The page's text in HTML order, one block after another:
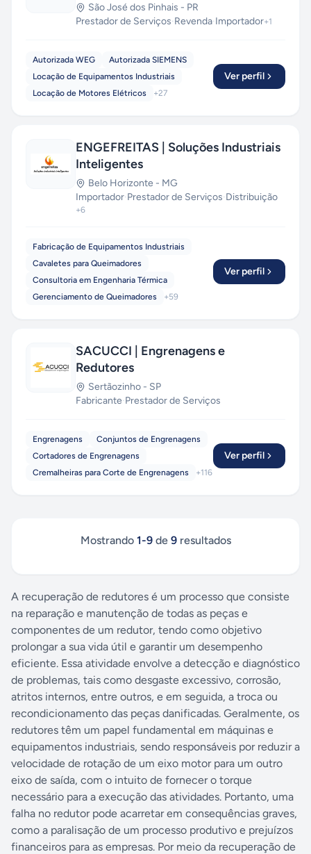
São José dos Pinhais - PR
Prestador de Serviços·Revenda·Importador+1
Autorizada WEG
Autorizada SIEMENS
Locação de Equipamentos Industriais
Locação de Motores Elétricos
+27
Ver perfil
ENGEFREITAS | Soluções Industriais
Inteligentes
Belo Horizonte - MG
Importador·Prestador de Serviços·Distribuição
+6
Fabricação de Equipamentos Industriais
Cavaletes para Queimadores
Consultoria em Engenharia Térmica
Gerenciamento de Queimadores
+59
Ver perfil
SACUCCI | Engrenagens e
Redutores
Sertãozinho - SP
Fabricante·Prestador de Serviços
Engrenagens
Conjuntos de Engrenagens
Cortadores de Engrenagens
Cremalheiras para Corte de Engrenagens
+116
Ver perfil
Mostrando 1-9de 9resultados
A recuperação de redutores é um processo que consiste
na reparação e manutenção de todas as peças e
componentes de um redutor, tendo como objetivo
prolongar a sua vida útil e garantir um desempenho
eficiente. Essa atividade envolve a detecção e diagnóstico
de problemas, tais como desgaste excessivo, corrosão,
atritos internos, entre outros, e em seguida, a troca ou
recondicionamento das peças danificadas. Geralmente, os
redutores têm um papel fundamental em máquinas e
equipamentos industriais, sendo responsáveis por reduzir a
velocidade de rotação de um eixo motor para um outro
eixo de saída, com o intuito de fornecer o torque
necessário para a execução das atividades. Portanto, uma
falha no redutor pode acarretar em consequências graves,
como a paralisação de um processo produtivo e prejuízos
financeiros para as empresas. Por meio da recuperação de